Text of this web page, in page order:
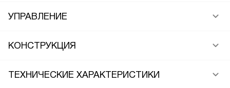
УПРАВЛЕНИЕ
КОНСТРУКЦИЯ
ТЕХНИЧЕСКИЕ ХАРАКТЕРИСТИКИ